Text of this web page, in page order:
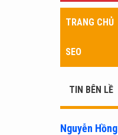
TRANG CHỦ
SEO
TIN BÊN LỀ
Nguyễn